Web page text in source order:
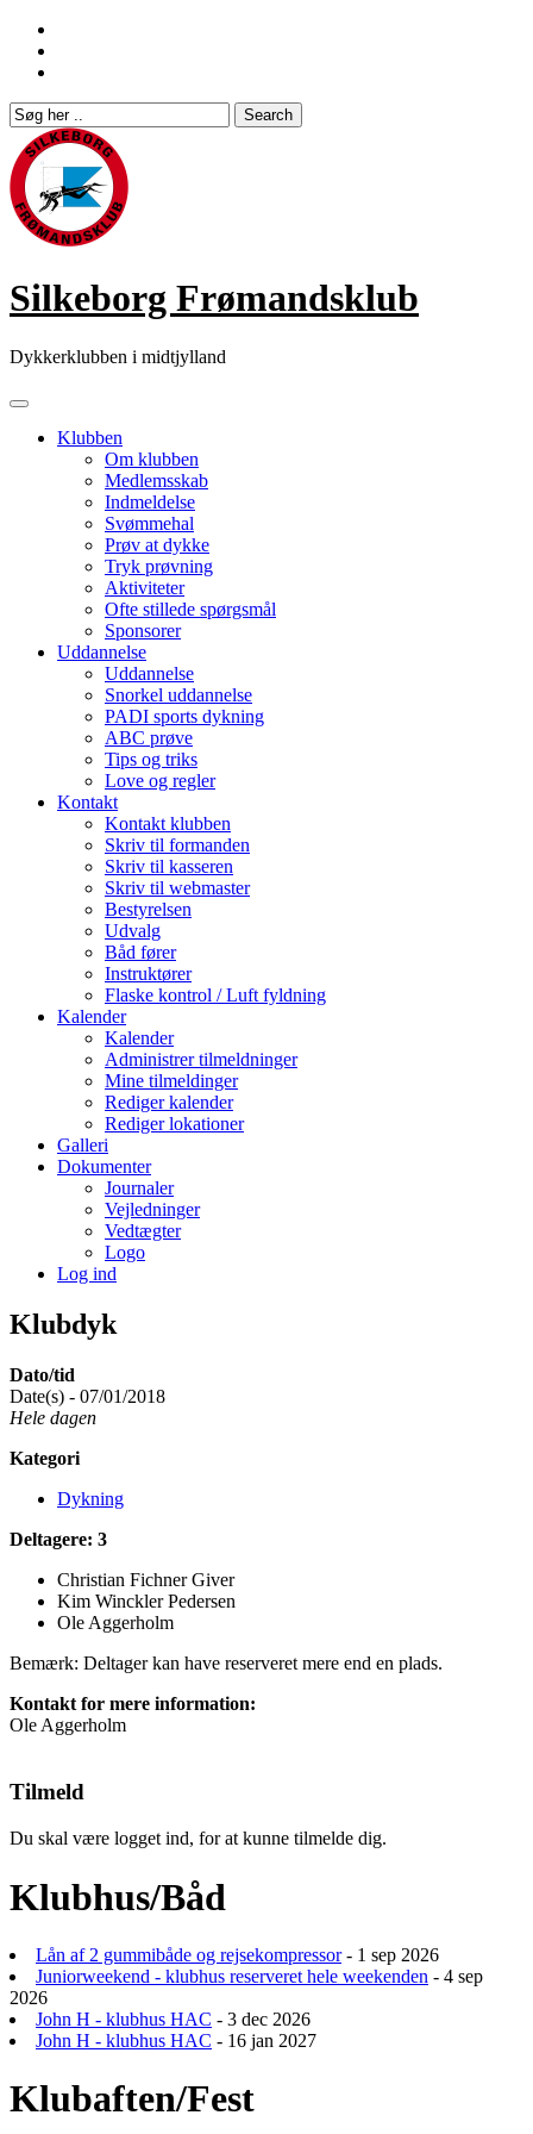
Skip
content
Silkeborg Frømandsklub
Dykkerklubben i midtjylland
Klubben
Om klubben
Medlemsskab
Indmeldelse
Svømmehal
Prøv at dykke
Tryk prøvning
Aktiviteter
Ofte stillede spørgsmål
Sponsorer
Uddannelse
Uddannelse
Snorkel uddannelse
PADI sports dykning
ABC prøve
Tips og triks
Love og regler
Kontakt
Kontakt klubben
Skriv til formanden
Skriv til kasseren
Skriv til webmaster
Bestyrelsen
Udvalg
Båd fører
Instruktører
Flaske kontrol / Luft fyldning
Kalender
Kalender
Administrer tilmeldninger
Mine tilmeldinger
Rediger kalender
Rediger lokationer
Galleri
Dokumenter
Journaler
Vejledninger
Vedtægter
Logo
Log ind
Klubdyk
Dato/tid
Date(s) - 07/01/2018
Hele dagen
Kategori
Dykning
Deltagere: 3
Christian Fichner Giver
Kim Winckler Pedersen
Ole Aggerholm
Bemærk: Deltager kan have reserveret mere end en plads.
Kontakt for mere information:
Ole Aggerholm
Tilmeld
Du skal være logget ind, for at kunne tilmelde dig.
Klubhus/Båd
Lån af 2 gummibåde og rejsekompressor- 1 sep 2026
Juniorweekend - klubhus reserveret hele weekenden - 4 sep
2026
John H - klubhus HAC - 3 dec 2026
John H - klubhus HAC - 16 jan 2027
Klubaften/Fest